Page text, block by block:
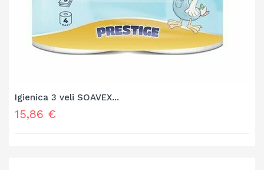
Igienica 3 veli SOAVEX...
Prezzo
15,86 €